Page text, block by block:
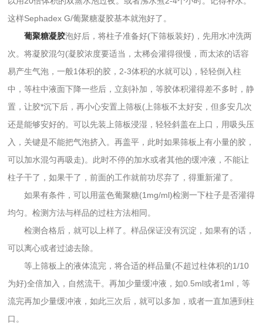
这样Sephadex G/葡聚糖凝胶基本就泡好了。
葡聚糖凝胶泡好后，将柱子准备好(下筛板装好)，先用水冲洗两
次。将凝胶混匀(凝胶浓度要适当，太稀会灌得很慢，而太浓的话容
易产生气泡，一般1体积的胶，2-3体积的水就可以)，轻轻倒入柱
中，等柱中液面下降一些后，立刻补加，等胶体积灌得差不多时，静
置，让胶*沉下后，再小心安置上筛板(上筛板不太好安，但多安几次
还是能够安好的。可以先装上筛板浸湿，轻轻斜盖在上口，用吸头压
入，关键是不能把气泡挤入。再盖平，此时如果筛板上有小量的胶，
可以加水混匀再吸走)。此时不停的加水或者其他的缓冲液，不能让
柱子干了，如果干了，前面的工作就前功尽弃了，得重新灌了。
如果有条件，可以用蓝色葡聚糖(1mg/ml)检测一下柱子是否灌得
均匀。检测方法与样品的过柱方法相同。
检测合格后，就可以上样了。样品保证没有沉淀，如果有的话，
可以离心或者过滤去除。
等上筛板上的液体流完，将合适的样品量(不超过柱体积的1/10
为好)全倍加入，自然流干。再加少量缓冲液，如0.5ml或者1ml，等
流完再加少量缓冲液，如此三次后，就可以多加，或者一直加懑到柱
口。